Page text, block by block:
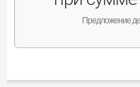
Предложение